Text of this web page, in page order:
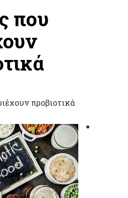
που
προβιοτικά